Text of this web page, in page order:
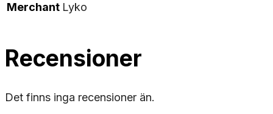
Merchant Lyko
Recensioner
Det finns inga recensioner än.